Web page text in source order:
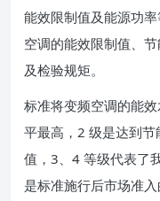
能效限制值及能源功
空调的能效限制值、
及检验规矩。
标准将变频空调的能
平最高，2 级是达到
值，3、4 等级代表了
是标准施行后市场准